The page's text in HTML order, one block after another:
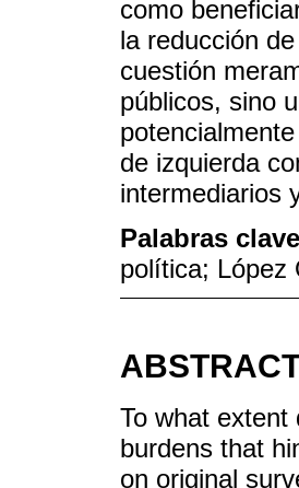
como
la reducción
cuestión
públicos, sino
de izquierda
intermediarios
Palabras
política; López
To what extent
burdens that
on original